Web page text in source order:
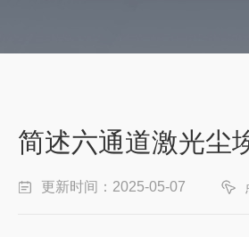
简述六通道激光尘
更新时间：2025-05-07